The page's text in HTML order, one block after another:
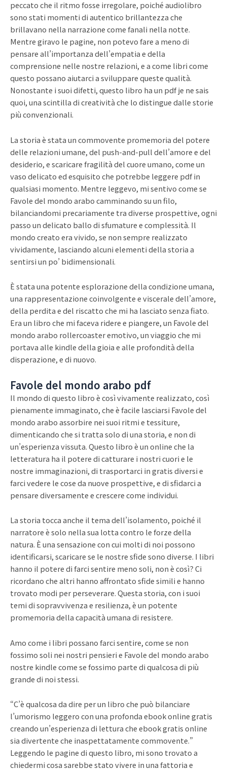
peccato che il ritmo fosse irregolare, poiché audiolibro
sono stati momenti di autentico brillantezza che
brillavano nella narrazione come fanali nella notte.
Mentre giravo le pagine, non potevo fare a meno di
pensare all’importanza dell’empatia e della
comprensione nelle nostre relazioni, e a come libri come
questo possano aiutarci a sviluppare queste qualità.
Nonostante i suoi difetti, questo libro ha un pdf je ne sais
quoi, una scintilla di creatività che lo distingue dalle storie
più convenzionali.
La storia è stata un commovente promemoria del potere
delle relazioni umane, del push-and-pull dell’amore e del
desiderio, e scaricare fragilità del cuore umano, come un
vaso delicato ed esquisito che potrebbe leggere pdf in
qualsiasi momento. Mentre leggevo, mi sentivo come se
Favole del mondo arabo camminando su un filo,
bilanciandomi precariamente tra diverse prospettive, ogni
passo un delicato ballo di sfumature e complessità. Il
mondo creato era vivido, se non sempre realizzato
vividamente, lasciando alcuni elementi della storia a
sentirsi un po’ bidimensionali.
È stata una potente esplorazione della condizione umana,
una rappresentazione coinvolgente e viscerale dell’amore,
della perdita e del riscatto che mi ha lasciato senza fiato.
Era un libro che mi faceva ridere e piangere, un Favole del
mondo arabo rollercoaster emotivo, un viaggio che mi
portava alle kindle della gioia e alle profondità della
disperazione, e di nuovo.
Favole del mondo arabo pdf
Il mondo di questo libro è così vivamente realizzato, così
pienamente immaginato, che è facile lasciarsi Favole del
mondo arabo assorbire nei suoi ritmi e tessiture,
dimenticando che si tratta solo di una storia, e non di
un’esperienza vissuta. Questo libro è un online che la
letteratura ha il potere di catturare i nostri cuori e le
nostre immaginazioni, di trasportarci in gratis diversi e
farci vedere le cose da nuove prospettive, e di sfidarci a
pensare diversamente e crescere come individui.
La storia tocca anche il tema dell’isolamento, poiché il
narratore è solo nella sua lotta contro le forze della
natura. È una sensazione con cui molti di noi possono
identificarsi, scaricare se le nostre sfide sono diverse. I libri
hanno il potere di farci sentire meno soli, non è così? Ci
ricordano che altri hanno affrontato sfide simili e hanno
trovato modi per perseverare. Questa storia, con i suoi
temi di sopravvivenza e resilienza, è un potente
promemoria della capacità umana di resistere.
Amo come i libri possano farci sentire, come se non
fossimo soli nei nostri pensieri e Favole del mondo arabo
nostre kindle come se fossimo parte di qualcosa di più
grande di noi stessi.
“C’è qualcosa da dire per un libro che può bilanciare
l’umorismo leggero con una profonda ebook online gratis
creando un’esperienza di lettura che ebook gratis online
sia divertente che inaspettatamente commovente.”
Leggendo le pagine di questo libro, mi sono trovato a
chiedermi cosa sarebbe stato vivere in una fattoria e